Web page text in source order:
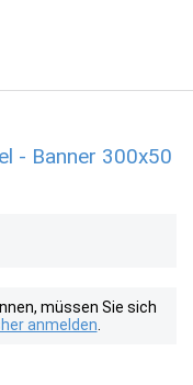
- Banner 300x50
müssen Sie sich
anmelden